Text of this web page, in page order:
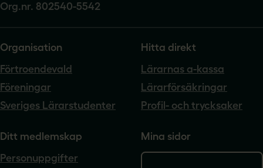
Org.nr. 802540-5542
Organisation
Förtroendevald
Föreningar
Sveriges Lärarstudenter
Hitta direkt
Lärarnas a-kassa
Lärarförsäkringar
Profil- och trycksaker
Ditt medlemskap
Personuppgifter
Mina sidor